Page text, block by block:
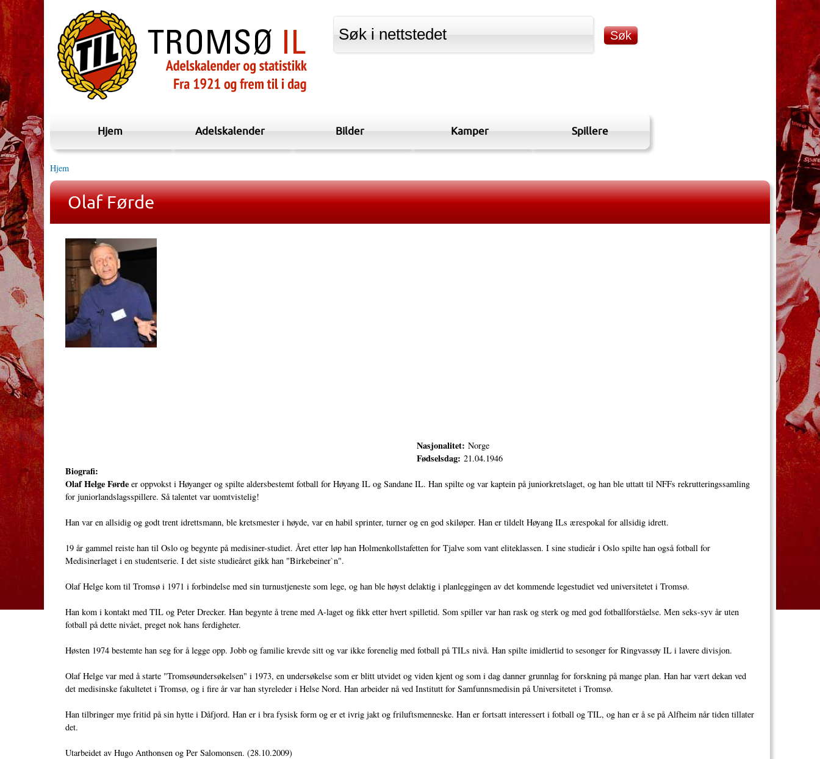
Hjem Adelskalender Bilder Kamper Spillere
Hjem
Olaf Førde
Nasjonalitet:Norge
Fødselsdag:21.04.1946
Biografi:
Olaf Helge Førdeer oppvokst i Høyanger og spilte aldersbestemt fotball for Høyang IL og Sandane IL. Han spilte og var kaptein på juniorkretslaget, og han ble uttatt til NFFs rekrutteringssamling
for juniorlandslagsspillere. Så talentet var uomtvistelig!
Han var en allsidig og godt trent idrettsmann, ble kretsmester i høyde, var en habil sprinter, turner og en god skiløper. Han er tildelt Høyang ILs ærespokal for allsidig idrett.
19 år gammel reiste han til Oslo og begynte på medisiner-studiet. Året etter løp han Holmenkollstafetten for Tjalve som vant eliteklassen. I sine studieår i Oslo spilte han også fotball for
Medisinerlaget i en studentserie. I det siste studieåret gikk han "Birkebeiner`n".
Olaf Helge kom til Tromsø i 1971 i forbindelse med sin turnustjeneste som lege, og han ble høyst delaktig i planleggingen av det kommende legestudiet ved universitetet i Tromsø.
Han kom i kontakt med TIL og Peter Drecker. Han begynte å trene med A-laget og fikk etter hvert spilletid. Som spiller var han rask og sterk og med god fotballforståelse. Men seks-syv år uten
fotball på dette nivået, preget nok hans ferdigheter.
Høsten 1974 bestemte han seg for å legge opp. Jobb og familie krevde sitt og var ikke forenelig med fotball på TILs nivå. Han spilte imidlertid to sesonger for Ringvassøy IL i lavere divisjon.
Olaf Helge var med å starte "Tromsøundersøkelsen" i 1973, en undersøkelse som er blitt utvidet og viden kjent og som i dag danner grunnlag for forskning på mange plan. Han har vært dekan ved
det medisinske fakultetet i Tromsø, og i fire år var han styreleder i Helse Nord. Han arbeider nå ved Institutt for Samfunnsmedisin på Universitetet i Tromsø.
Han tilbringer mye fritid på sin hytte i Dåfjord. Han er i bra fysisk form og er et ivrig jakt og friluftsmenneske. Han er fortsatt interessert i fotball og TIL, og han er å se på Alfheim når tiden tillater
det.
Utarbeidet av Hugo Anthonsen og Per Salomonsen. (28.10.2009)